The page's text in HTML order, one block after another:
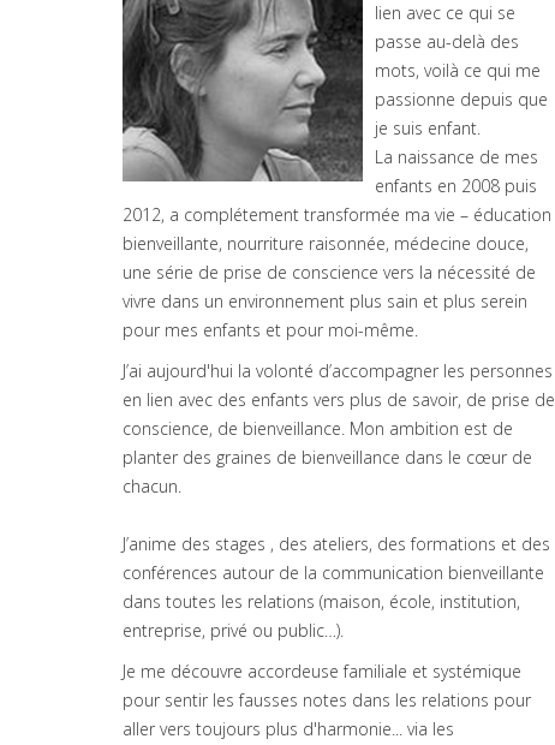
lien avec ce qui se
passe au-delà des
mots, voilà ce qui me
passionne depuis que
je suis enfant.
La naissance de mes
enfants en 2008 puis
2012, a complétement transformée ma vie – éducation
bienveillante, nourriture raisonnée, médecine douce,
une série de prise de conscience vers la nécessité de
vivre dans un environnement plus sain et plus serein
pour mes enfants et pour moi-même.
J’ai aujourd'hui la volonté d’accompagner les personnes
en lien avec des enfants vers plus de savoir, de prise de
conscience, de bienveillance. Mon ambition est de
planter des graines de bienveillance dans le cœur de
chacun.
J’anime des stages , des ateliers, des formations et des
conférences autour de la communication bienveillante
dans toutes les relations (maison, école, institution,
entreprise, privé ou public…).
Je me découvre accordeuse familiale et systémique
pour sentir les fausses notes dans les relations pour
aller vers toujours plus d'harmonie... via les